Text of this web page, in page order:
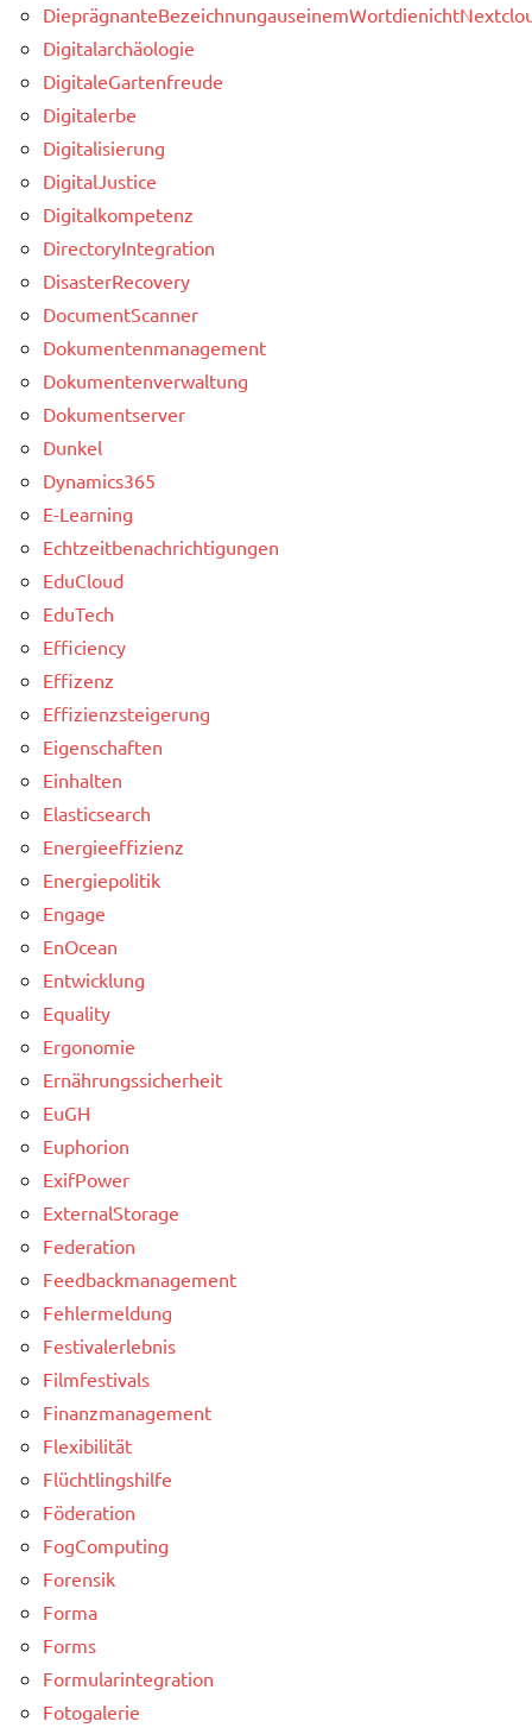
Digitalarchäologie
DigitaleGartenfreude
Digitalerbe
Digitalisierung
DigitalJustice
Digitalkompetenz
DirectoryIntegration
DisasterRecovery
DocumentScanner
Dokumentenmanagement
Dokumentenverwaltung
Dokumentserver
Dunkel
Dynamics365
E-Learning
Echtzeitbenachrichtigungen
EduCloud
EduTech
Efficiency
Effizenz
Effizienzsteigerung
Eigenschaften
Einhalten
Elasticsearch
Energieeffizienz
Energiepolitik
Engage
EnOcean
Entwicklung
Equality
Ergonomie
Ernährungssicherheit
EuGH
Euphorion
ExifPower
ExternalStorage
Federation
Feedbackmanagement
Fehlermeldung
Festivalerlebnis
Filmfestivals
Finanzmanagement
Flexibilität
Flüchtlingshilfe
Föderation
FogComputing
Forensik
Forma
Forms
Formularintegration
Fotogalerie